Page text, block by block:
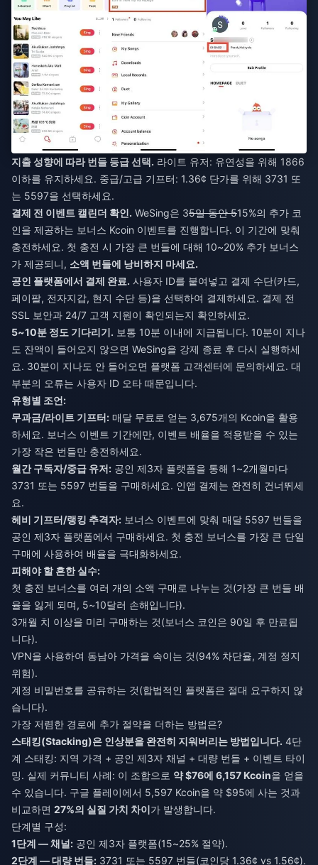
지출 성향에 따라 번들 등급 선택. 라이트 유저: 유연성을 위해 1866
이하를 유지하세요. 중급/고급 기프터: 1.36¢ 단가를 위해 3731 또
는 5597을 선택하세요.
결제 전 이벤트 캘린더 확인. WeSing은 35일 동안 515%의 추가 코
인을 제공하는 보너스 Kcoin 이벤트를 진행합니다. 이 기간에 맞춰
충전하세요. 첫 충전 시 가장 큰 번들에 대해 10~20% 추가 보너스
가 제공되니, 소액 번들에 낭비하지 마세요.
공인 플랫폼에서 결제 완료. 사용자 ID를 붙여넣고 결제 수단(카드,
페이팔, 전자지갑, 현지 수단 등)을 선택하여 결제하세요. 결제 전
SSL 보안과 24/7 고객 지원이 확인되는지 확인하세요.
5~10분 정도 기다리기. 보통 10분 이내에 지급됩니다. 10분이 지나
도 잔액이 들어오지 않으면 WeSing을 강제 종료 후 다시 실행하세
요. 30분이 지나도 안 들어오면 플랫폼 고객센터에 문의하세요. 대
부분의 오류는 사용자 ID 오타 때문입니다.
유형별 조언:
무과금/라이트 기프터: 매달 무료로 얻는 3,675개의 Kcoin을 활용
하세요. 보너스 이벤트 기간에만, 이벤트 배율을 적용받을 수 있는
가장 작은 번들만 충전하세요.
월간 구독자/중급 유저: 공인 제3자 플랫폼을 통해 1~2개월마다
3731 또는 5597 번들을 구매하세요. 인앱 결제는 완전히 건너뛰세
요.
헤비 기프터/랭킹 추격자: 보너스 이벤트에 맞춰 매달 5597 번들을
공인 제3자 플랫폼에서 구매하세요. 첫 충전 보너스를 가장 큰 단일
구매에 사용하여 배율을 극대화하세요.
피해야 할 흔한 실수:
첫 충전 보너스를 여러 개의 소액 구매로 나누는 것(가장 큰 번들 배
율을 잃게 되며, 5~10달러 손해입니다).
3개월 치 이상을 미리 구매하는 것(보너스 코인은 90일 후 만료됩
니다).
VPN을 사용하여 동남아 가격을 속이는 것(94% 차단율, 계정 정지
위험).
계정 비밀번호를 공유하는 것(합법적인 플랫폼은 절대 요구하지 않
습니다).
가장 저렴한 경로에 추가 절약을 더하는 방법은?
스태킹(Stacking)은 인상분을 완전히 지워버리는 방법입니다. 4단
계 스태킹: 지역 가격 + 공인 제3자 채널 + 대량 번들 + 이벤트 타이
밍. 실제 커뮤니티 사례: 이 조합으로 약 $76에 6,157 Kcoin을 얻을
수 있습니다. 구글 플레이에서 5,597 Kcoin을 약 $95에 사는 것과
비교하면 27%의 실질 가치 차이가 발생합니다.
단계별 구성:
1단계 — 채널: 공인 제3자 플랫폼(15~25% 절약).
2단계 — 대량 번들: 3731 또는 5597 번들(코인당 1.36¢ vs 1.56¢).